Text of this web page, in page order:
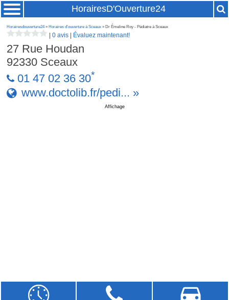
HorairesD'Ouverture24
Horairesdouverture24» Horaires d'ouverture à Sceaux » Dr Émeline Roy - Pédiatre à Sceaux
|0 avis Évaluez maintenant!
27 Rue Houdan
92330 Sceaux
01 47 02 36 30*
www.doctolib.fr/pedi... »
Affichage